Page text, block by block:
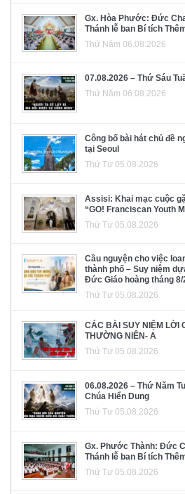
Gx. Hòa Phước: Đức
Thánh lễ ban Bí tích
Thứ Năm 06.08.2026
07.08.2026 – Thứ Sáu
Thứ Năm 06.08.2026
Công bố bài hát chủ đề
tại Seoul
Thứ Tư 05.08.2026
Assisi: Khai mạc cuộc
“GO! Franciscan Youth
Thứ Tư 05.08.2026
Cầu nguyện cho việc
thành phố – Suy niệm
Đức Giáo hoàng tháng 8/
Thứ Tư 05.08.2026
CÁC BÀI SUY NIỆM LỜI
THƯỜNG NIÊN- A
Thứ Tư 05.08.2026
06.08.2026 – Thứ Năm
Chúa Hiển Dung
Thứ Tư 05.08.2026
Gx. Phước Thành: Đức
Thánh lễ ban Bí tích
Thứ Tư 05.08.2026